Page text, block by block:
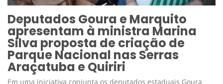
Deputados Goura e Marquito
apresentam à ministra Marina
Silva proposta de criação de
Parque Nacional nas Serras
Araçatuba e Quiriri
Em uma iniciativa conjunta os deputados estaduais Goura